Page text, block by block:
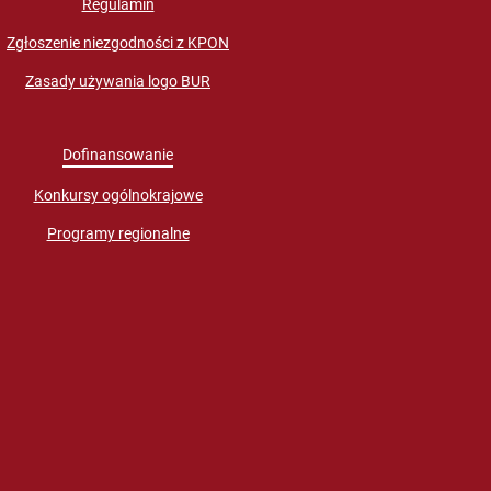
Regulamin
Zgłoszenie niezgodności z KPON
Zasady używania logo BUR
Dofinansowanie
Konkursy ogólnokrajowe
Programy regionalne